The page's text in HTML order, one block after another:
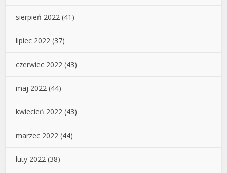
sierpień 2022 (41)
lipiec 2022 (37)
czerwiec 2022 (43)
maj 2022 (44)
kwiecień 2022 (43)
marzec 2022 (44)
luty 2022 (38)